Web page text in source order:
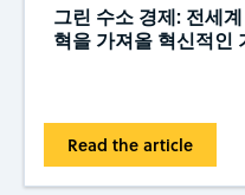
그린 수소 경제: 전세
혁을 가져올 혁신적인
Read the article